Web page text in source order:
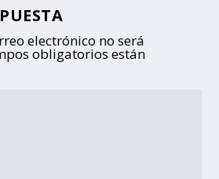
electrónico no será
obligatorios están